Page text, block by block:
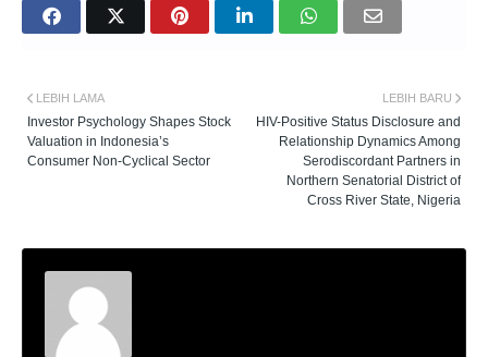
LEBIH BARU
HIV-Positive Status Disclosure and
Relationship Dynamics Among
Serodiscordant Partners in
Northern Senatorial District of
Cross River State, Nigeria
LEBIH LAMA
Investor Psychology Shapes Stock
Valuation in Indonesia’s
Consumer Non-Cyclical Sector